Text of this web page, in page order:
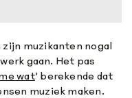
zijn muzikanten nogal
gaan. Het pas
wat’ berekende dat
muziek maken.